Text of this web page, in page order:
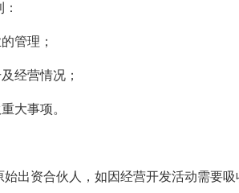
管理；
经营情况；
大事项。
始出资合伙人，如因经营开发活动需要